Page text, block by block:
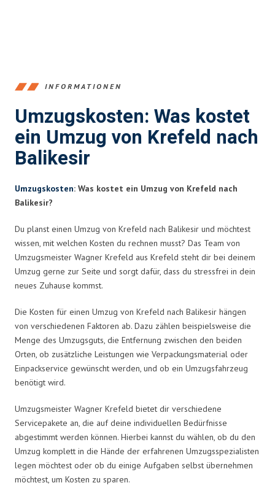
INFORMATIONEN
Umzugskosten: Was kostet
ein Umzug von Krefeld nach
Balikesir
Umzugskosten: Was kostet ein Umzug von Krefeld nach
Balikesir?
Du planst einen Umzug von Krefeld nach Balikesir und möchtest
wissen, mit welchen Kosten du rechnen musst? Das Team von
Umzugsmeister Wagner Krefeld aus Krefeld steht dir bei deinem
Umzug gerne zur Seite und sorgt dafür, dass du stressfrei in dein
neues Zuhause kommst.
Die Kosten für einen Umzug von Krefeld nach Balikesir hängen
von verschiedenen Faktoren ab. Dazu zählen beispielsweise die
Menge des Umzugsguts, die Entfernung zwischen den beiden
Orten, ob zusätzliche Leistungen wie Verpackungsmaterial oder
Einpackservice gewünscht werden, und ob ein Umzugsfahrzeug
benötigt wird.
Umzugsmeister Wagner Krefeld bietet dir verschiedene
Servicepakete an, die auf deine individuellen Bedürfnisse
abgestimmt werden können. Hierbei kannst du wählen, ob du den
Umzug komplett in die Hände der erfahrenen Umzugsspezialisten
legen möchtest oder ob du einige Aufgaben selbst übernehmen
möchtest, um Kosten zu sparen.